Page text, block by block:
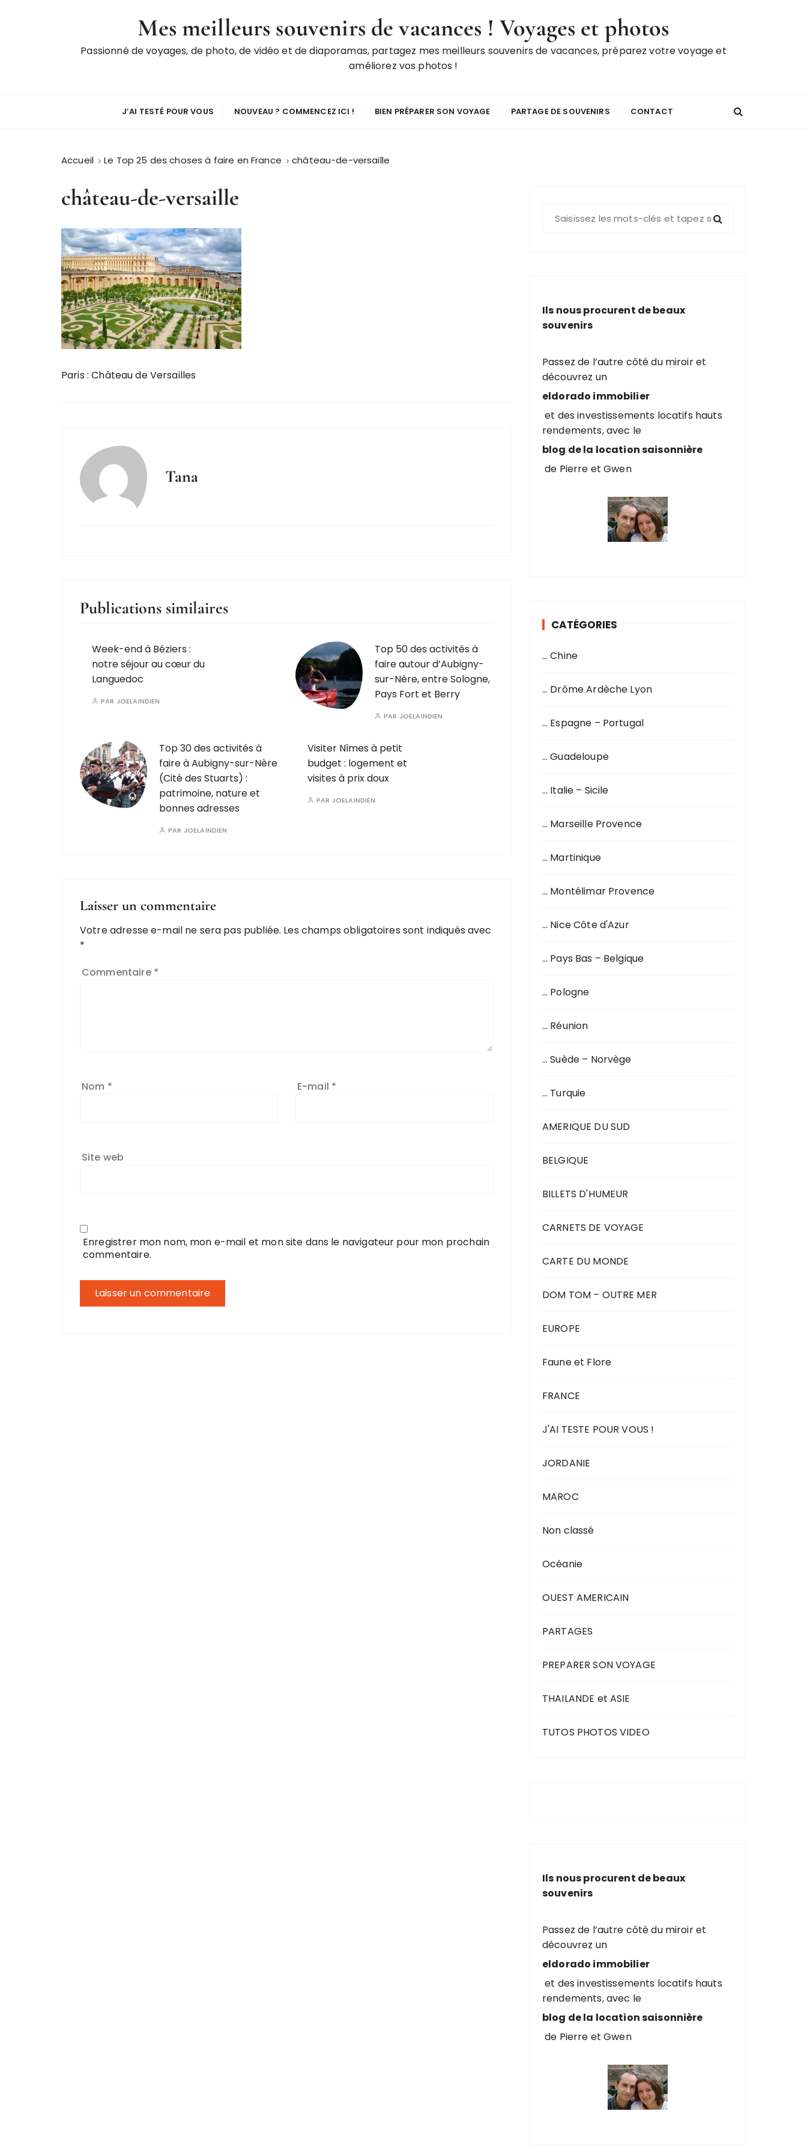
Mes meilleurs souvenirs de vacances ! Voyages et photos
Passionné de voyages, de photo, de vidéo et de diaporamas, partagez mes meilleurs souvenirs de vacances, préparez votre voyage et
améliorez vos photos !
J’AI TESTÉ POUR VOUS NOUVEAU ? COMMENCEZ ICI ! BIEN PRÉPARER SON VOYAGE PARTAGE DE SOUVENIRS CONTACT
Accueil Le Top 25 des choses à faire en France château-de-versaille
château-de-versaille
Paris : Château de Versailles
Tana
Publications similaires
Week-end à Béziers :
notre séjour au cœur du
Languedoc
PAR JOELAINDIEN
Top 50 des activités à
faire autour d’Aubigny-
sur-Nère, entre Sologne,
Pays Fort et Berry
PAR JOELAINDIEN
Top 30 des activités à
faire à Aubigny-sur-Nère
(Cité des Stuarts) :
patrimoine, nature et
bonnes adresses
PAR JOELAINDIEN
Visiter Nîmes à petit
budget : logement et
visites à prix doux
PAR JOELAINDIEN
Laisser un commentaire
Votre adresse e-mail ne sera pas publiée. Les champs obligatoires sont indiqués avec
*
Commentaire *
Nom * E-mail *
Site web
Enregistrer mon nom, mon e-mail et mon site dans le navigateur pour mon prochain
commentaire.
h
e
o
u
r
Ils nous procurent de beaux
souvenirs
Passez de l’autre côté du miroir et
découvrez un
eldorado immobilier
et des investissements locatifs hauts
rendements, avec le
blog de la location saisonnière
de Pierre et Gwen
CATÉGORIES
… Chine
… Drôme Ardèche Lyon
… Espagne – Portugal
… Guadeloupe
… Italie – Sicile
… Marseille Provence
… Martinique
… Montélimar Provence
… Nice Côte d'Azur
… Pays Bas – Belgique
… Pologne
… Réunion
… Suède – Norvège
… Turquie
AMERIQUE DU SUD
BELGIQUE
BILLETS D'HUMEUR
CARNETS DE VOYAGE
CARTE DU MONDE
DOM TOM – OUTRE MER
EUROPE
Faune et Flore
FRANCE
J'AI TESTE POUR VOUS !
JORDANIE
MAROC
Non classé
Océanie
OUEST AMERICAIN
PARTAGES
PREPARER SON VOYAGE
THAILANDE et ASIE
TUTOS PHOTOS VIDEO
Ils nous procurent de beaux
souvenirs
Passez de l’autre côté du miroir et
découvrez un
eldorado immobilier
et des investissements locatifs hauts
rendements, avec le
blog de la location saisonnière
de Pierre et Gwen